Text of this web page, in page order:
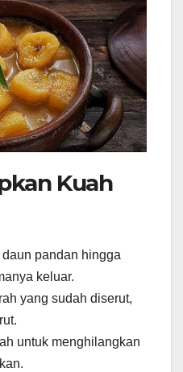
Kuah
pandan hingga
keluar.
yang sudah diserut,
untuk menghilangkan